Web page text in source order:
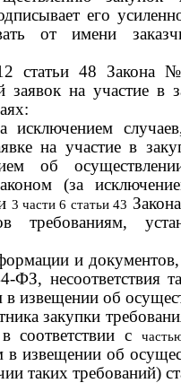
его
от имени
статьи 48 Закона №
заявок на участие в
исключением
на участие в
об
(за
3 части 6 статьи 43
требованиям,
и
ФЗ, несоответствия
извещении об
закупки
соответствии с
извещении об
таких требований)